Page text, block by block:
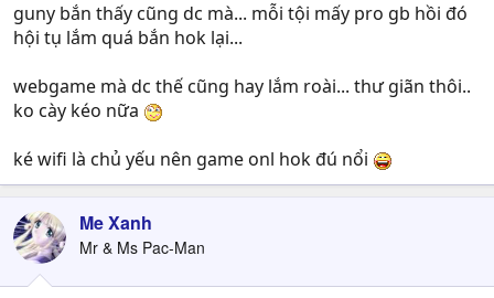
guny bắn thấy cũng dc mà... mỗi tội mấy pro gb hồi đó
hội tụ lắm quá bắn hok lại...
webgame mà dc thế cũng hay lắm roài... thư giãn thôi..
ko cày kéo nữa
ké wifi là chủ yếu nên game onl hok đú nổi
Me Xanh
Mr & Ms Pac-Man